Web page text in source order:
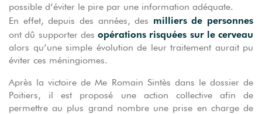
possible d’éviter le pire par une information adéquate.
En effet, depuis des années, des milliers de personnes
ont dû supporter des opérations risquées sur le cerveau
alors qu’une simple évolution de leur traitement aurait pu
éviter ces méningiomes.
Après la victoire de Me Romain Sintès dans le dossier de
Poitiers, il est proposé une action collective afin de
permettre au plus grand nombre une prise en charge de